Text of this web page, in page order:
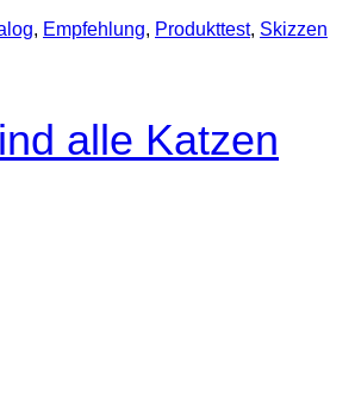
, Empfehlung, Produkttest, Skizzen
alle Katzen